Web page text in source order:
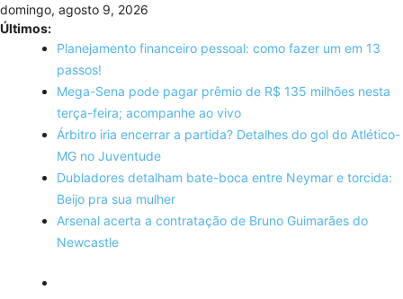
Skip
to
content
domingo, agosto 9, 2026
Últimos:
Planejamento financeiro pessoal: como fazer um em 13
passos!
Mega-Sena pode pagar prêmio de R$ 135 milhões nesta
terça-feira; acompanhe ao vivo
Árbitro iria encerrar a partida? Detalhes do gol do Atlético-
MG no Juventude
Dubladores detalham bate-boca entre Neymar e torcida:
Beijo pra sua mulher
Arsenal acerta a contratação de Bruno Guimarães do
Newcastle